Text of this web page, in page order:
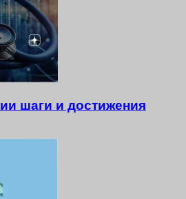
шаги и достижения